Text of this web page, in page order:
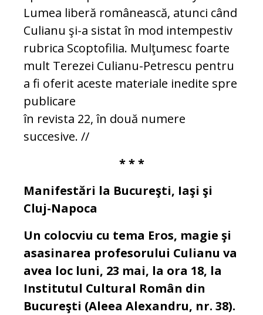
Lumea liberă româ­nească, atunci când
Culianu şi-a sistat în mod intempestiv
rubrica Scoptofilia. Mulţumesc foarte
mult Terezei Culianu-Petrescu pentru
a fi oferit aceste materiale inedite spre
publicare
în revista 22, în două numere
succesive. //
* * *
Manifestări la Bucureşti, Iaşi şi
Cluj-Napoca
Un colocviu cu tema Eros, magie şi
asasinarea profesorului Culianu va
avea loc luni, 23 mai, la ora 18, la
Institutul Cultural Român din
Bucureşti (Aleea Alexandru, nr. 38).